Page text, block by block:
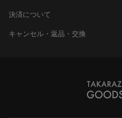
決済について
キャンセル・返品・交換